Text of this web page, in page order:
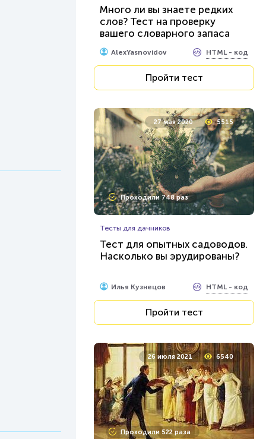
Много ли вы знаете редких
слов? Тест на проверку
вашего словарного запаса
AlexYasnovidov HTML - код
Пройти тест
27 мая 2020 5515
Проходили 748 раз
Тесты для дачников
Тест для опытных садоводов.
Насколько вы эрудированы?
Илья Кузнецов HTML - код
Пройти тест
26 июля 2021 6540
Проходили 522 раза